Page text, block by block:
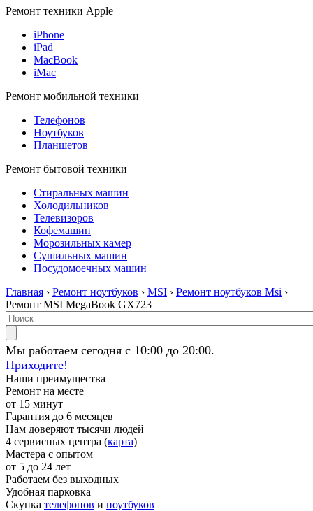
Ремонт техники Apple
iPhone
iPad
MacBook
iMac
Ремонт мобильной техники
Телефонов
Ноутбуков
Планшетов
Ремонт бытовой техники
Стиральных машин
Холодильников
Телевизоров
Кофемашин
Морозильных камер
Сушильных машин
Посудомоечных машин
Главная › Ремонт ноутбуков › MSI › Ремонт ноутбуков Msi ›
Ремонт MSI MegaBook GX723
Мы работаем сегодня с 10:00 до 20:00.
Приходите!
Наши преимущества
Ремонт на месте
от 15 минут
Гарантия до 6 месяцев
Нам доверяют тысячи людей
4 сервисных центра (карта)
Мастера с опытом
от 5 до 24 лет
Работаем без выходных
Удобная парковка
Скупка телефонов и ноутбуков